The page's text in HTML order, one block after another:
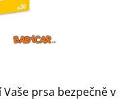
prsa bezpečně v